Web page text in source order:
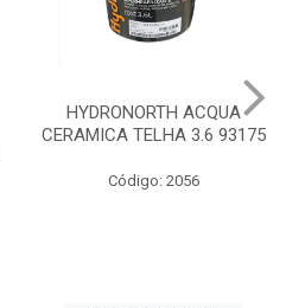
HYDRONORTH ACQUA
CERAMICA TELHA 3.6 93175
Código: 2056